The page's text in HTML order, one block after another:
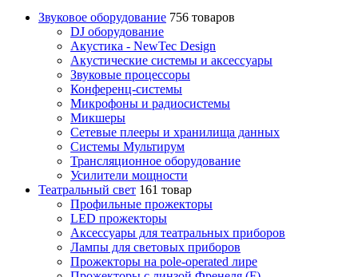
Звуковое оборудование 756 товаров
DJ оборудование
Акустика - NewTec Design
Акустические системы и аксессуары
Звуковые процессоры
Конференц-системы
Микрофоны и радиосистемы
Микшеры
Сетевые плееры и хранилища данных
Системы Мультирум
Трансляционное оборудование
Усилители мощности
Театральный свет 161 товар
Профильные прожекторы
LED прожекторы
Аксессуары для театральных приборов
Лампы для световых приборов
Прожекторы на pole-operated лире